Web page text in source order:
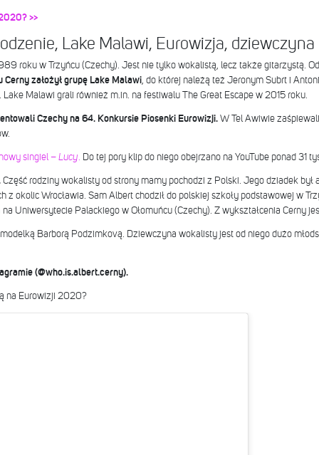
>>
Lake Malawi, Eurowizja, dziewczyna
roku w Trzyńcu (Czechy). Jest nie tylko wokalistą, lecz także gitarzystą.
Cerny założył grupę Lake Malawi, do której należą też Jeronym Subrt i
Malawi grali również m.in. na festiwalu The Great Escape w 2015 roku.
Czechy na 64. Konkursie Piosenki Eurowizji. W Tel Awiwie
singiel – Lucy. Do tej pory klip do niego obejrzano na YouTube ponad 31
Część rodziny wokalisty od strony mamy pochodzi z Polski. Jego dziadek był
z okolic Wrocławia. Sam Albert chodził do polskiej szkoły podstawowej w
Uniwersytecie Palackiego w Ołomuńcu (Czechy). Z wykształcenia Cerny
Barborą Podzimkovą. Dziewczyna wokalisty jest od niego dużo
(@who.is.albert.cerny).
na Eurowizji 2020?